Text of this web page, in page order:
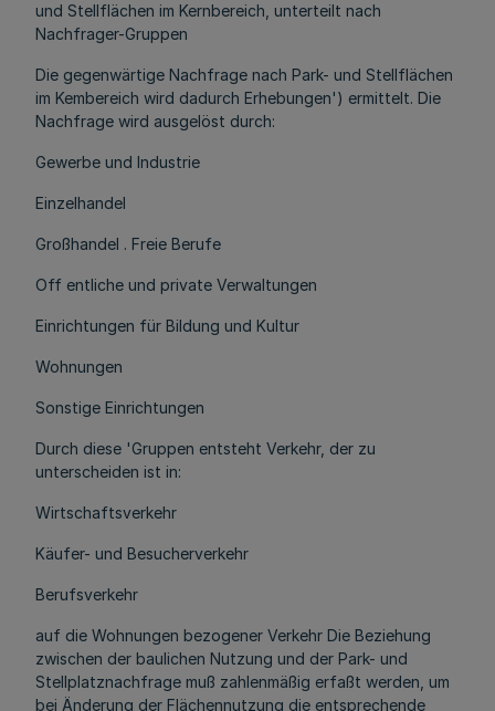
und Stellflächen im Kernbereich, unterteilt nach
Nachfrager-Gruppen
Die gegenwärtige Nachfrage nach Park- und Stellflächen
im Kembereich wird dadurch Erhebungen') ermittelt. Die
Nachfrage wird ausgelöst durch:
Gewerbe und Industrie
Einzelhandel
Großhandel . Freie Berufe
Off entliche und private Verwaltungen
Einrichtungen für Bildung und Kultur
Wohnungen
Sonstige Einrichtungen
Durch diese 'Gruppen entsteht Verkehr, der zu
unterscheiden ist in:
Wirtschaftsverkehr
Käufer- und Besucherverkehr
Berufsverkehr
auf die Wohnungen bezogener Verkehr Die Beziehung
zwischen der baulichen Nutzung und der Park- und
Stellplatznachfrage muß zahlenmäßig erfaßt werden, um
bei Änderung der Flächennutzung die entsprechende